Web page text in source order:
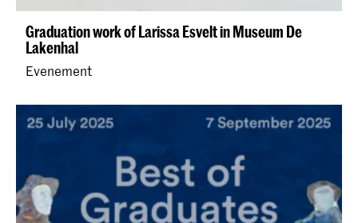
Graduation work of Larissa Esvelt in Museum De
Lakenhal
Evenement